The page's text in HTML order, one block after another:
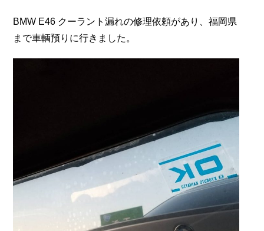
BMW E46 クーラント漏れの修理依頼があり、福岡県
まで車輌預りに行きました。